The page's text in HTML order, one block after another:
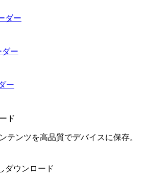
ダー
ダー
ー
ド
テンツを高品質でデバイスに保存。
ダウンロード